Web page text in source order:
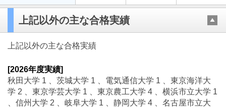
上記以外の主な合格実績
上記以外の主な合格実績
[2026年度実績]
秋田大学 1 、茨城大学 1 、電気通信大学 1 、東京海洋大
学 2 、東京学芸大学 1 、東京農工大学 4 、横浜市立大学 1
、信州大学 2 、岐阜大学 1 、静岡大学 4 、名古屋市立大